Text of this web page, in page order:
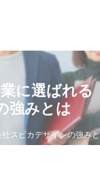
スピカデザインの強みと
に選ばれる
強みとは